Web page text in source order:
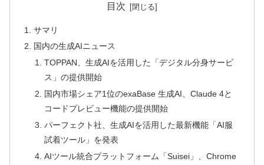
目次
サマリ
国内の生成AIニュース
TOPPAN、生成AIを活用した「デジタル分身サービ
ス」の提供開始
国内市場シェア1位のexaBase 生成AI、Claude 4と
コードプレビュー機能の提供開始
パーフェクト社、生成AIを活用した最新機能「AI服
試着ツール」を発表
AIツール統合プラットフォーム「Suisei」、Chrome